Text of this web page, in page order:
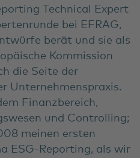
Technical Expert
bei EFRAG,
berät und sie als
Kommission
die Seite der
Unternehmenspraxis.
Finanzbereich,
und Controlling;
meinen ersten
ESG-Reporting, als wir